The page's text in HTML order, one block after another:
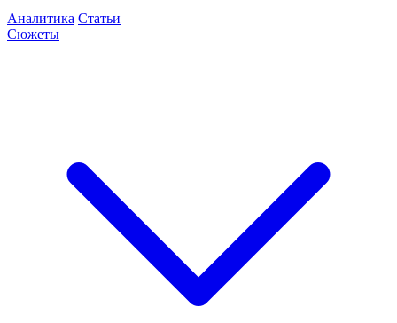
Аналитика Статьи
Сюжеты